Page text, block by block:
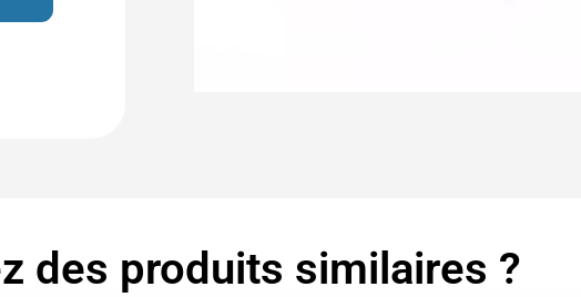
des produits similaires ?